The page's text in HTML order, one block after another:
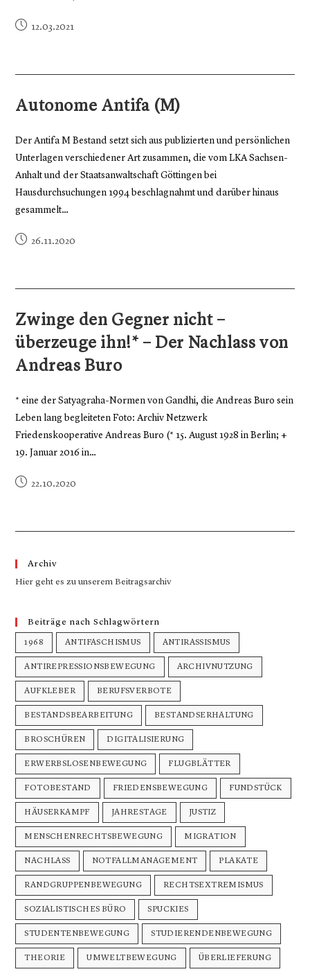
12.03.2021
Autonome Antifa (M)
Der Antifa M Bestand setzt sich aus publizierten und persönlichen
Unterlagen verschiedener Art zusammen, die vom LKA Sachsen-
Anhalt und der Staatsanwaltschaft Göttingen bei
Hausdurchsuchungen 1994 beschlagnahmt und darüber hinaus
gesammelt…
26.11.2020
Zwinge den Gegner nicht –
überzeuge ihn!* – Der Nachlass von
Andreas Buro
* eine der Satyagraha-Normen von Gandhi, die Andreas Buro sein
Leben lang begleiteten Foto: Archiv Netzwerk
Friedenskooperative Andreas Buro (* 15. August 1928 in Berlin; +
19. Januar 2016 in…
22.10.2020
Archiv
Hier geht es zu unserem Beitragsarchiv
Beiträge nach Schlagwörtern
1968 ANTIFASCHISMUS ANTIRASSISMUS
ANTIREPRESSIONSBEWEGUNG ARCHIVNUTZUNG
AUFKLEBER BERUFSVERBOTE
BESTANDSBEARBEITUNG BESTANDSERHALTUNG
BROSCHÜREN DIGITALISIERUNG
ERWERBSLOSENBEWEGUNG FLUGBLÄTTER
FOTOBESTAND FRIEDENSBEWEGUNG FUNDSTÜCK
HÄUSERKAMPF JAHRESTAGE JUSTIZ
MENSCHENRECHTSBEWEGUNG MIGRATION
NACHLASS NOTFALLMANAGEMENT PLAKATE
RANDGRUPPENBEWEGUNG RECHTSEXTREMISMUS
SOZIALISTISCHES BÜRO SPUCKIES
STUDENTENBEWEGUNG STUDIERENDENBEWEGUNG
THEORIE UMWELTBEWEGUNG ÜBERLIEFERUNG